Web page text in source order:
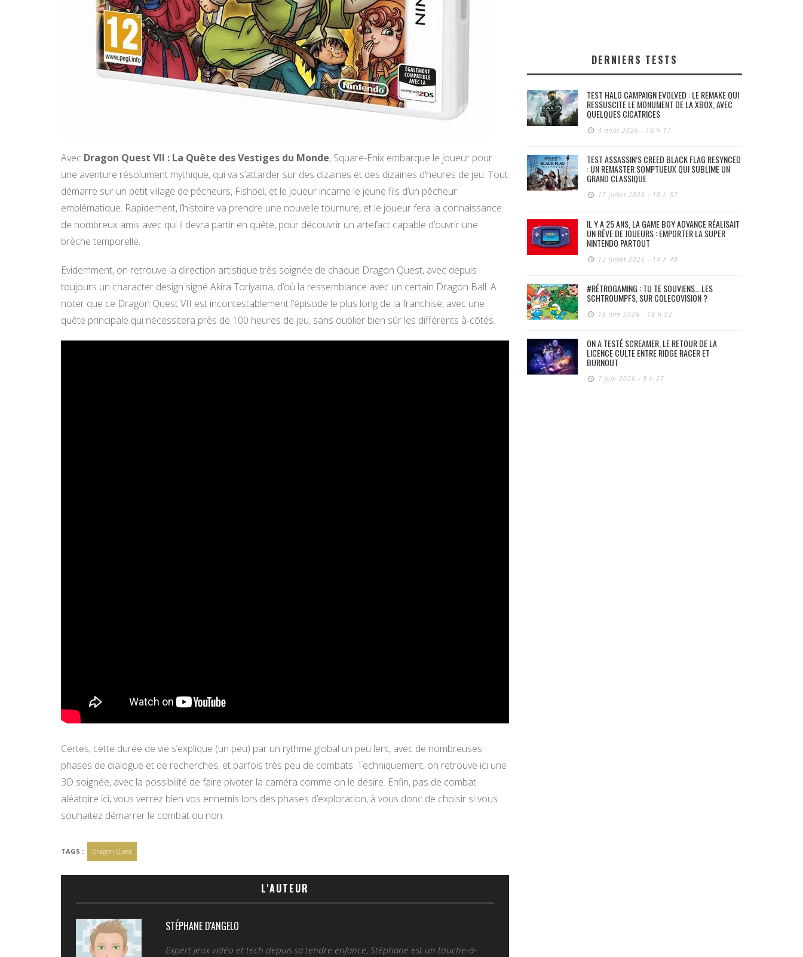
Avec Dragon Quest VII : La Quête des Vestiges du Monde, Square-Enix embarque le joueur pour
une aventure résolument mythique, qui va s’attarder sur des dizaines et des dizaines d’heures de jeu. Tout
démarre sur un petit village de pêcheurs, Fishbel, et le joueur incarne le jeune fils d’un pêcheur
emblématique. Rapidement, l’histoire va prendre une nouvelle tournure, et le joueur fera la connaissance
de nombreux amis avec qui il devra partir en quête, pour découvrir un artefact capable d’ouvrir une
brèche temporelle.
Evidemment, on retrouve la direction artistique très soignée de chaque Dragon Quest, avec depuis
toujours un character design signé Akira Toriyama, d’où la ressemblance avec un certain Dragon Ball. A
noter que ce Dragon Quest VII est incontestablement l’épisode le plus long de la franchise, avec une
quête principale qui nécessitera près de 100 heures de jeu, sans oublier bien sûr les différents à-côtés.
Certes, cette durée de vie s’explique (un peu) par un rythme global un peu lent, avec de nombreuses
phases de dialogue et de recherches, et parfois très peu de combats. Techniquement, on retrouve ici une
3D soignée, avec la possibilité de faire pivoter la caméra comme on le désire. Enfin, pas de combat
aléatoire ici, vous verrez bien vos ennemis lors des phases d’exploration, à vous donc de choisir si vous
souhaitez démarrer le combat ou non.
TAGS : Dragon Quest
L'AUTEUR
STÉPHANE D'ANGELO
Expert jeux vidéo et tech depuis sa tendre enfance, Stéphane est un touche-à-
DERNIERS TESTS
TEST HALO CAMPAIGN EVOLVED : LE REMAKE QUI
RESSUSCITE LE MONUMENT DE LA XBOX, AVEC
QUELQUES CICATRICES
4 août 2026 - 10 h 17
TEST ASSASSIN’S CREED BLACK FLAG RESYNCED
: UN REMASTER SOMPTUEUX QUI SUBLIME UN
GRAND CLASSIQUE
17 juillet 2026 - 10 h 37
IL Y A 25 ANS, LA GAME BOY ADVANCE RÉALISAIT
UN RÊVE DE JOUEURS : EMPORTER LA SUPER
NINTENDO PARTOUT
13 juillet 2026 - 14 h 48
#RÉTROGAMING : TU TE SOUVIENS… LES
SCHTROUMPFS, SUR COLECOVISION ?
19 juin 2026 - 19 h 02
ON A TESTÉ SCREAMER, LE RETOUR DE LA
LICENCE CULTE ENTRE RIDGE RACER ET
BURNOUT
7 juin 2026 - 9 h 27